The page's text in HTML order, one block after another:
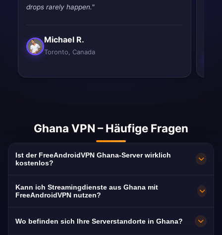
drops rarely happen."
Michael R.
Toronto, Canada
Ghana VPN – Häufige Fragen
Ist der FreeAndroidVPN Ghana-Server wirklich
kostenlos?
ohne Kreditkarte und ohne Registrierung.
Ghana.
Kann ich Streamingdienste aus Ghana mit
FreeAndroidVPN nutzen?
Ja. Der Server ist für GTV, TV3 Ghana und UTV
Wo befinden sich Ihre Serverstandorte in Ghana?